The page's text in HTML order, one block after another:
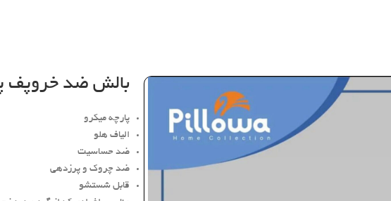
بالش ضد خروپف
پارچه میکرو
الیاف هلو
ضد حساسیت
ضد چروک و پرزدهی
قابل شستشو